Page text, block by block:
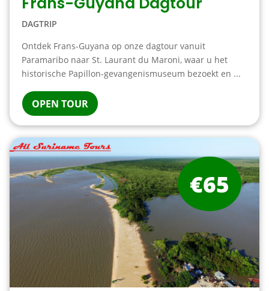
DAGTRIP
Ontdek Frans-Guyana op onze dagtour vanuit
Paramaribo naar St. Laurant du Maroni, waar u het
historische Papillon-gevangenismuseum bezoekt en ...
OPEN TOUR
€65